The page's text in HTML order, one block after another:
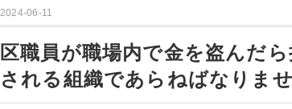
2024-06-11
区職員が職場内で金を盗んだ
される組織であらねばなりませ